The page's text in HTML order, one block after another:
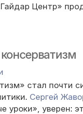
Центр»
стал почти
Сергей
уроки», уверен: